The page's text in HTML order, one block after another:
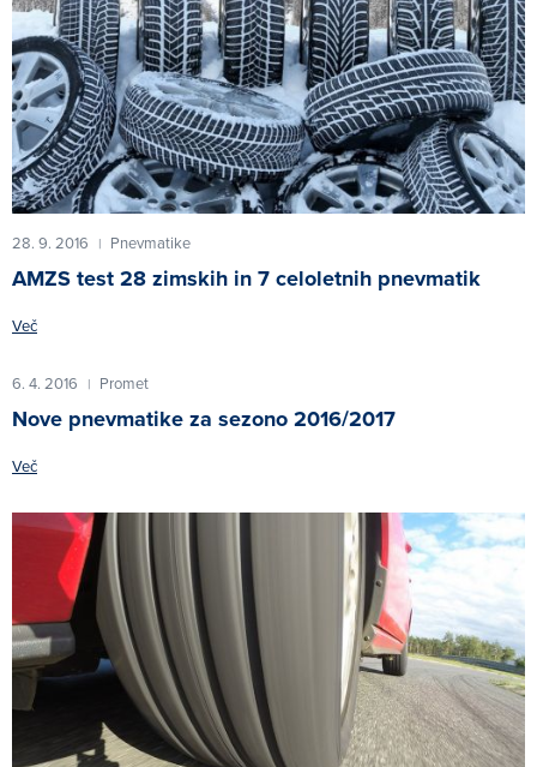
28. 9. 2016 | Pnevmatike
AMZS test 28 zimskih in 7 celoletnih pnevmatik
Več
6. 4. 2016 | Promet
Nove pnevmatike za sezono 2016/2017
Več